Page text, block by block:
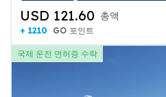
USD 121.60 총액
+ 1210 GO 포인트
국제 운전 면허증 수락